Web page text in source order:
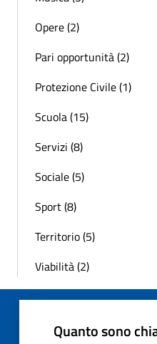
Opere (2)
Pari opportunità (2)
Protezione Civile (1)
Scuola (15)
Servizi (8)
Sociale (5)
Sport (8)
Territorio (5)
Viabilità (2)
Quanto sono